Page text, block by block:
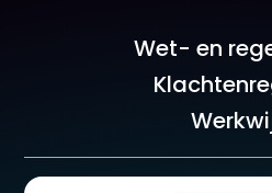
Wet- en